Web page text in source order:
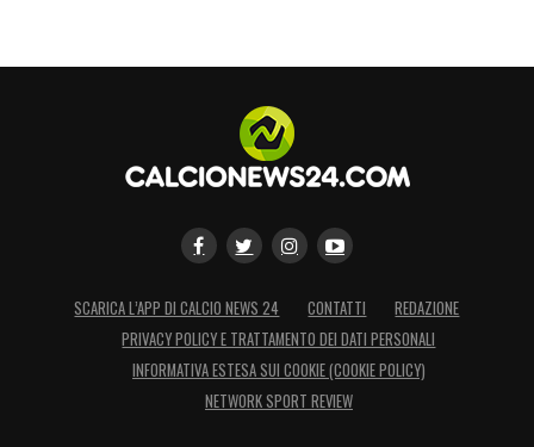
SCARICA L’APP DI CALCIO NEWS 24 CONTATTI
REDAZIONE
PRIVACY POLICY E TRATTAMENTO DEI DATI PERSONALI
INFORMATIVA ESTESA SUI COOKIE (COOKIE POLICY)
NETWORK SPORT REVIEW